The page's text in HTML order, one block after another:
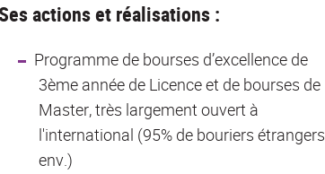
actions et réalisations :
Programme de bourses d’excellence de
3ème année de Licence et de bourses de
Master, très largement ouvert à
l'international (95% de bouriers étrangers
env.)